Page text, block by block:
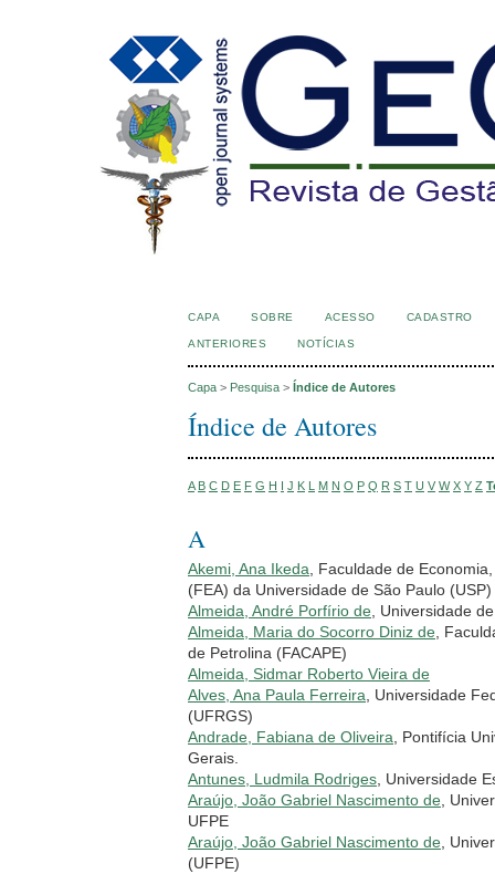
CAPA SOBRE ACESSO CADASTRO
ANTERIORES NOTÍCIAS
Capa > Pesquisa > Índice de Autores
Índice de Autores
A B C D E F G H I J K L M N O P Q R S T U V W X Y Z
A
Akemi, Ana Ikeda, Faculdade de
(FEA) da Universidade de São Paulo (USP)
Almeida, André Porfírio de, Universidade
Almeida, Maria do Socorro Diniz de,
de Petrolina (FACAPE)
Almeida, Sidmar Roberto Vieira de
Alves, Ana Paula Ferreira, Universidade
(UFRGS)
Andrade, Fabiana de Oliveira, Pontifícia
Gerais.
Antunes, Ludmila Rodriges, Universidade
Araújo, João Gabriel Nascimento de,
UFPE
Araújo, João Gabriel Nascimento de,
(UFPE)